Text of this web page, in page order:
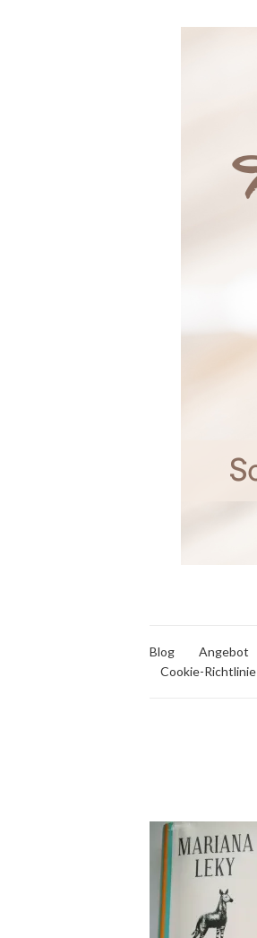
Blog Angebot
Cookie-Richtlinie